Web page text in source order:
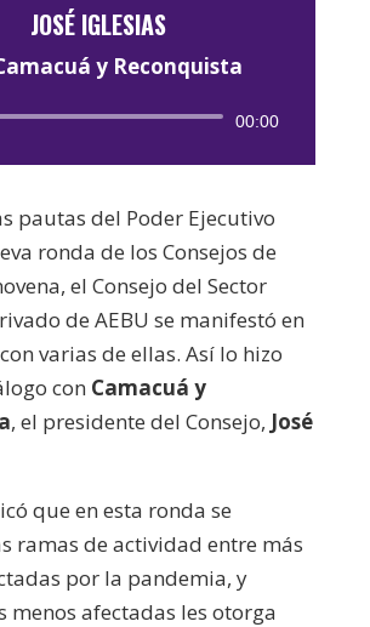
JOSÉ IGLESIAS
y Reconquista
Reproductor
00:00
pautas del Poder Ejecutivo
ronda de los Consejos de
el Consejo del Sector
de AEBU se manifestó en
varias de ellas. Así lo hizo
con Camacuá y
, el presidente del Consejo, José
que en esta ronda se
ramas de actividad entre más
por la pandemia, y
menos afectadas les otorga